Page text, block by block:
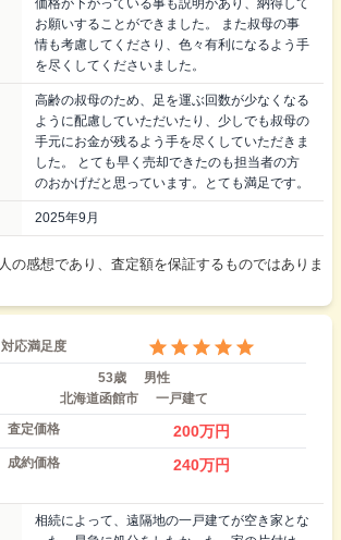
価格が下がっている事も説明があり、納得して
お願いすることができました。 また叔母の事
情も考慮してくださり、色々有利になるよう手
を尽くしてくださいました。
高齢の叔母のため、足を運ぶ回数が少なくなる
ように配慮していただいたり、少しでも叔母の
手元にお金が残るよう手を尽くしていただきま
した。 とても早く売却できたのも担当者の方
のおかげだと思っています。とても満足です。
2025年9月
の感想であり、査定額を保証するものではありま
対応満足度
53歳
男性
北海道函館市
一戸建て
査定価格
200万円
成約価格 240万円
相続によって、遠隔地の一戸建てが空き家とな